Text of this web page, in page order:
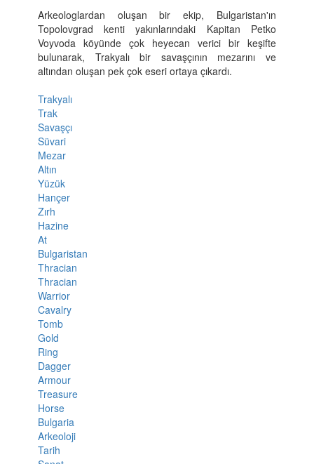
Arkeologlardan oluşan bir ekip, Bulgaristan'ın
Topolovgrad kenti yakınlarındaki Kapitan Petko
Voyvoda köyünde çok heyecan verici bir keşifte
bulunarak, Trakyalı bir savaşçının mezarını ve
altından oluşan pek çok eseri ortaya çıkardı.
Trakyalı
Trak
Savaşçı
Süvari
Mezar
Altın
Yüzük
Hançer
Zırh
Hazine
At
Bulgaristan
Thracian
Thracian
Warrior
Cavalry
Tomb
Gold
Ring
Dagger
Armour
Treasure
Horse
Bulgaria
Arkeoloji
Tarih